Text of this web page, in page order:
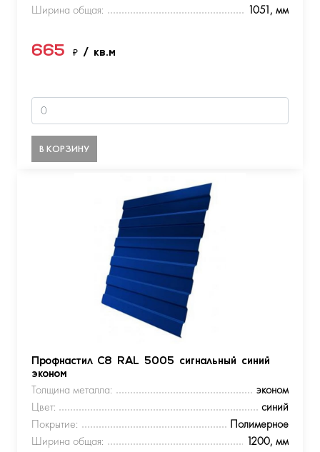
Ширина общая:
1051, мм
665 ₽ / кв.м
В КОРЗИНУ
Профнастил С8 RAL 5005 сигнальный синий
эконом
Толщина металла:
эконом
Цвет:
синий
Покрытие:
Полимерное
Ширина общая:
1200, мм